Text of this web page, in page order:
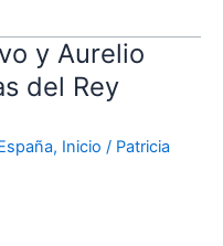
y Aurelio
del Rey
, Inicio / Patricia